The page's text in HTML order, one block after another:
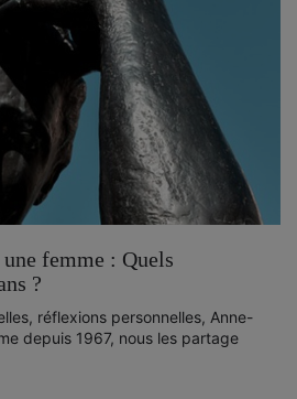
femme : Quels
?
réflexions personnelles, Anne-
depuis 1967, nous les partage